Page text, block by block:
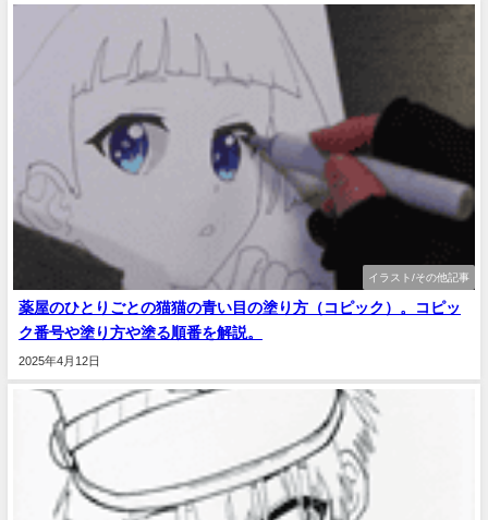
イラスト/その他記事
薬屋のひとりごとの猫猫の青い目の塗り方（コピック）。コピッ
ク番号や塗り方や塗る順番を解説。
2025年4月12日